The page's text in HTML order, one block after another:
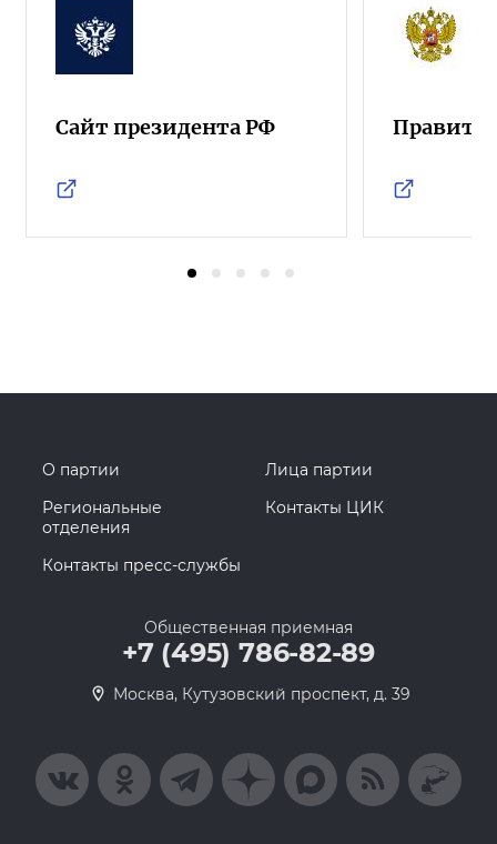
Сайт президента РФ
О партии
Лица партии
Региональные
отделения
Контакты ЦИК
Контакты пресс-службы
Общественная приемная
+7 (495) 786-82-89
Москва, Кутузовский проспект, д. 39